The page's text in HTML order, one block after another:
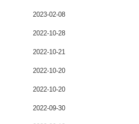
2023-02-08
2022-10-28
2022-10-21
2022-10-20
2022-10-20
2022-09-30